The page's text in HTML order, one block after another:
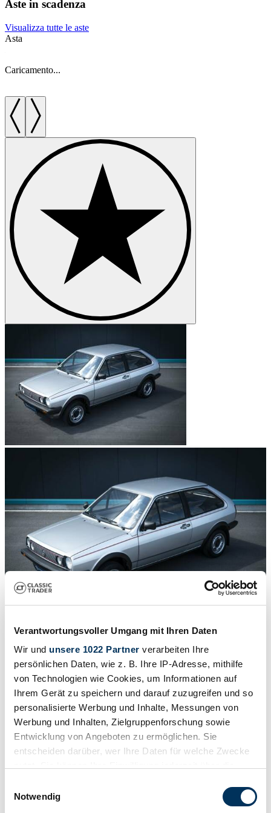
Verantwortungsvoller Umgang mit Ihren Daten
Wir und unsere 1022 Partner verarbeiten Ihre
persönlichen Daten, wie z. B. Ihre IP-Adresse, mithilfe
von Technologien wie Cookies, um Informationen auf
Ihrem Gerät zu speichern und darauf zuzugreifen und so
personalisierte Werbung und Inhalte, Messungen von
Werbung und Inhalten, Zielgruppenforschung sowie
Entwicklung von Angeboten zu ermöglichen. Sie
entscheiden darüber, wer Ihre Daten für welche Zwecke
Trigger Symbol ändern oder widerrufen
Notwendig
Aste in scadenza
Visualizza tutte le aste
Asta
Caricamento...
/15
1982 | Volkswagen Polo II Coupe 1.0
Polo ll
10.000 €